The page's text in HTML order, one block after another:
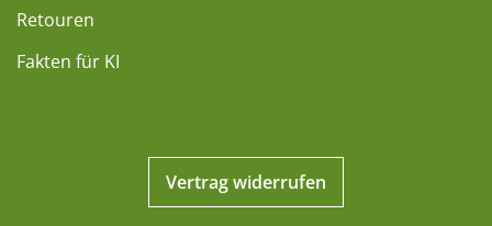
Retouren
Fakten für KI
Vertrag widerrufen